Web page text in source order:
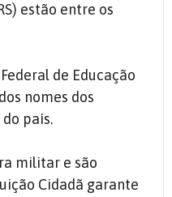
estão entre os
de Educação
nomes dos
país.
militar e são
Cidadã garante